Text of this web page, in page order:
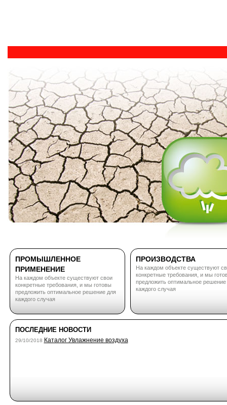
ПРОМЫШЛЕННОЕ
ПРИМЕНЕНИЕ
На каждом объекте существуют свои
конкретные требования, и мы готовы
предложить оптимальное решение для
каждого случая
ПРОИЗВОДСТВА
На каждом объекте существуют
конкретные требования, и мы
предложить оптимальное решение
каждого случая
ПОСЛЕДНИЕ НОВОСТИ
29/10/2018 Каталог Увлажнение воздуха